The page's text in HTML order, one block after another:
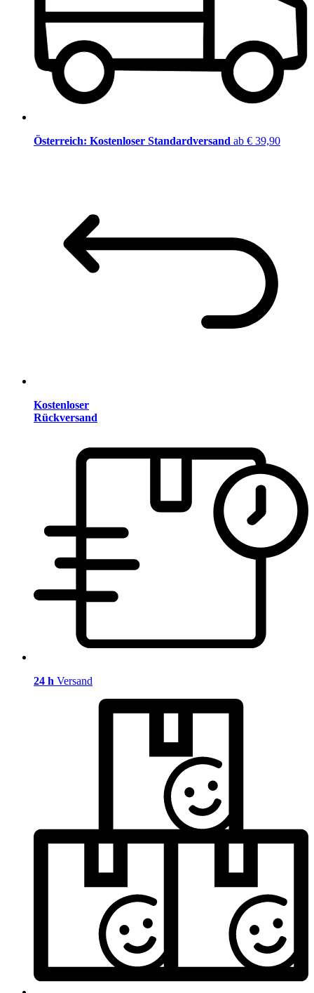
Österreich: Kostenloser Standardversand ab € 39,90
Kostenloser
Rückversand
24 h Versand